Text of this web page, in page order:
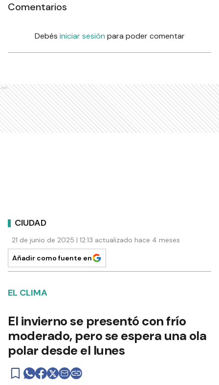
Comentarios
Debés iniciar sesión para poder comentar
Ads
CIUDAD
21 de junio de 2025 | 12:13 actualizado hace 4 meses
Añadir como fuente en
EL CLIMA
El invierno se presentó con frío
moderado, pero se espera una ola
polar desde el lunes